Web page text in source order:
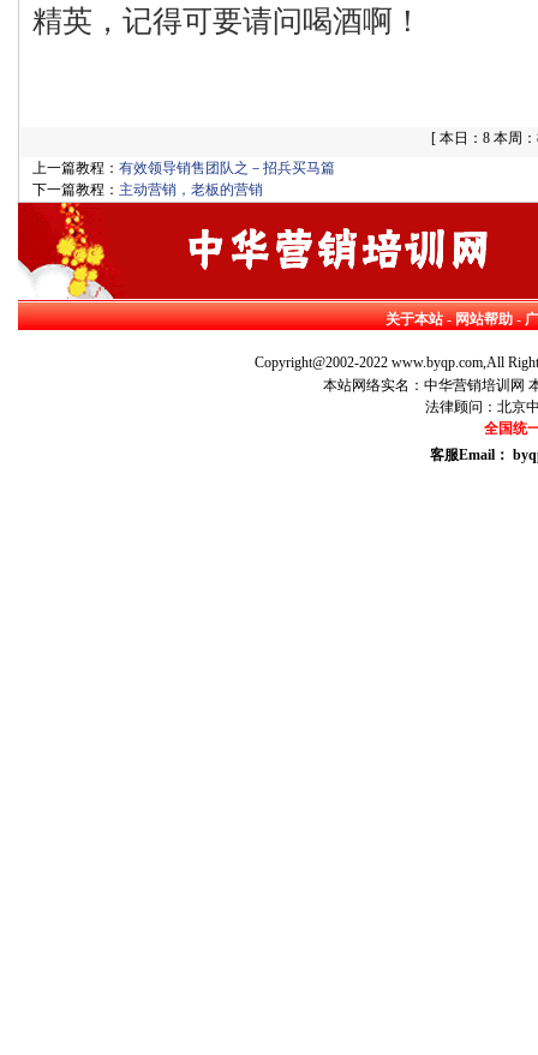
精英，记得可要请问喝酒啊！
[ 本日：8 本周
上一篇教程： 有效领导销售团队之－招兵买马篇
下一篇教程： 主动营销，老板的营销
关于本站 - 网站帮助 -
Copyright@2002-2022 www.byqp.com,All
本站网络实名：中华营销培训网
法律顾问：北
全国统
客服Email：